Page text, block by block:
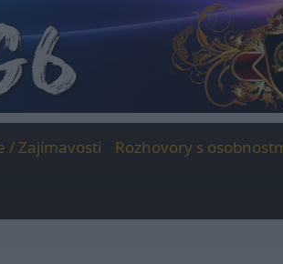
/ Zajímavosti Rozhovory s